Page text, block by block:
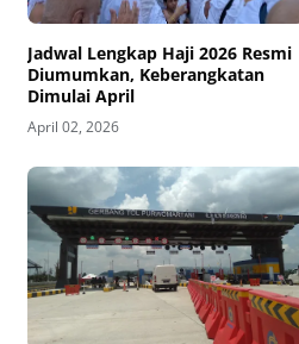
Jadwal Lengkap Haji 2026 Resmi
Diumumkan, Keberangkatan
Dimulai April
April 02, 2026